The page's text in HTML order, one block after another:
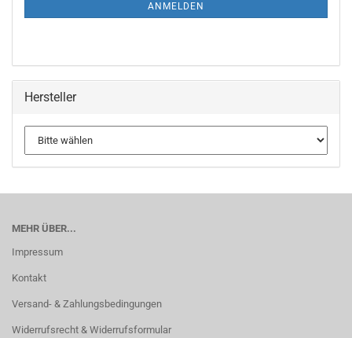
ANMELDEN
Hersteller
MEHR ÜBER...
Impressum
Kontakt
Versand- & Zahlungsbedingungen
Widerrufsrecht & Widerrufsformular